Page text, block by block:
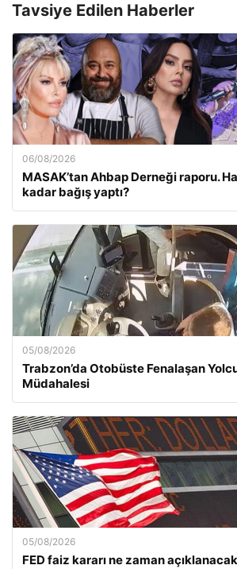
Tavsiye Edilen Haberler
06/08/2026
MASAK’tan Ahbap Derneği raporu.
kadar bağış yaptı?
05/08/2026
Trabzon’da Otobüste Fenalaşan
Müdahalesi
05/08/2026
FED faiz kararı ne zaman